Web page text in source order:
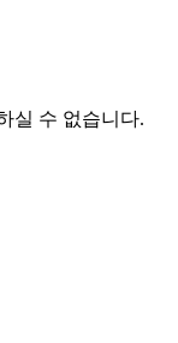
실 수 없습니다.